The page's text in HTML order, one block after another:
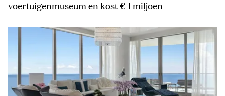
voertuigenmuseum en kost € 1 miljoen